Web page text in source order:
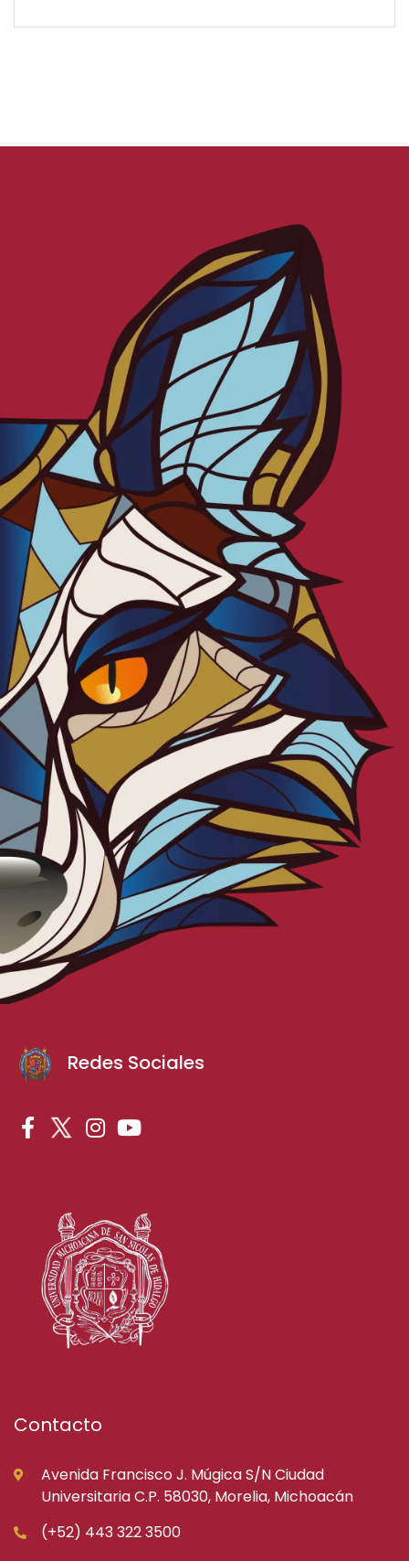
Redes Sociales
Contacto
Avenida Francisco J. Múgica S/N Ciudad
Universitaria C.P. 58030, Morelia, Michoacán
(+52) 443 322 3500